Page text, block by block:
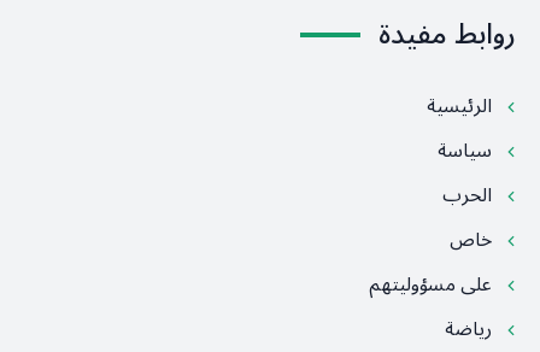
روابط مفيدة
الرئيسية
سياسة
الحرب
خاص
على مسؤوليتهم
رياضة